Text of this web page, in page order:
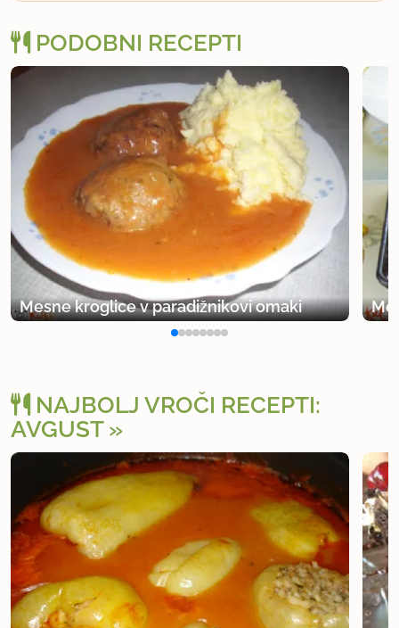
PODOBNI RECEPTI
Mesne kroglice v paradižnikovi omaki
NAJBOLJ VROČI RECEPTI:
AVGUST